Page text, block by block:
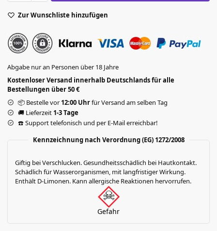
Zur Wunschliste hinzufügen
Abgabe nur an Personen über 18 Jahre
Kostenloser Versand innerhalb Deutschlands für alle
Bestellungen über 50 €
📦 Bestelle vor12:00 Uhrfür Versand am selben Tag
🚚 Lieferzeit 1-3 Tage
☎️ Support telefonisch und per E-Mail erreichbar!
Kennzeichnung nach Verordnung (EG) 1272/2008
Giftig bei Verschlucken. Gesundheitsschädlich bei Hautkontakt.
Schädlich für Wasserorganismen, mit langfristiger Wirkung.
Enthält D-Limonen. Kann allergische Reaktionen hervorrufen.
Gefahr